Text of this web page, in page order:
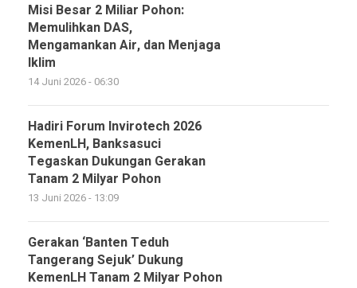
Misi Besar 2 Miliar Pohon:
Memulihkan DAS,
Mengamankan Air, dan Menjaga
Iklim
14 Juni 2026 - 06:30
Hadiri Forum Invirotech 2026
KemenLH, Banksasuci
Tegaskan Dukungan Gerakan
Tanam 2 Milyar Pohon
13 Juni 2026 - 13:09
Gerakan ‘Banten Teduh
Tangerang Sejuk’ Dukung
KemenLH Tanam 2 Milyar Pohon